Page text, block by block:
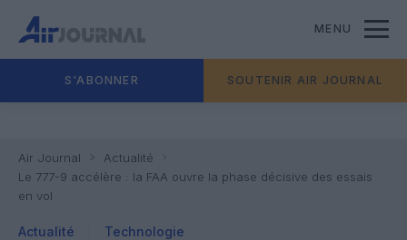
MENU
S'ABONNER SOUTENIR AIR JOURNAL
Air Journal
Actualité
Le 777-9 accélère : la FAA ouvre la phase décisive des essais
en vol
Actualité Technologie